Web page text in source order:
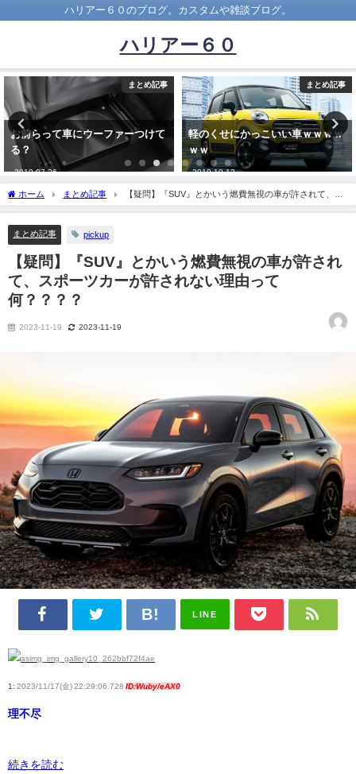
ハリアー６０のブログ。カスタムや雑談ブログ。
ハリアー６０
まとめ記事
お前らって車にウーファーつけて
る？
2019-07-26
まとめ記事
軽のくせにかっこいい車ｗｗｗｗ
ｗｗ
2019-10-12
ホーム まとめ記事
【疑問】『SUV』とかいう燃費無視の車が許されて、ス
ポーツカーが許されない理由って何？？？？
まとめ記事 pickup
【疑問】『SUV』とかいう燃費無視の車が許され
て、スポーツカーが許されない理由って
何？？？？
2023-11-19 2023-11-19
LINE
1: 2023/11/17(金) 22:29:06.728 ID:Wuby/eAX0
理不尽
続きを読む